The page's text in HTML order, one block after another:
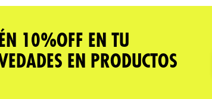
10%OFF EN TU
EN PRODUCTOS